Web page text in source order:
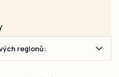
regionů: